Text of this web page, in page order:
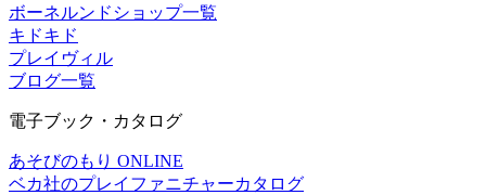
ボーネルンドショップ一覧
キドキド
プレイヴィル
ブログ一覧
電子ブック・カタログ
あそびのもり ONLINE
ベカ社のプレイファニチャーカタログ